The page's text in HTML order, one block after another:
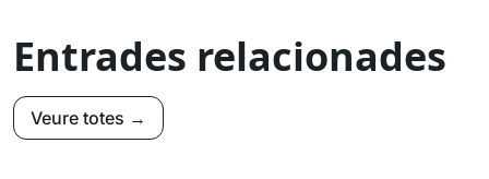
Entrades relacionades
Veure totes →